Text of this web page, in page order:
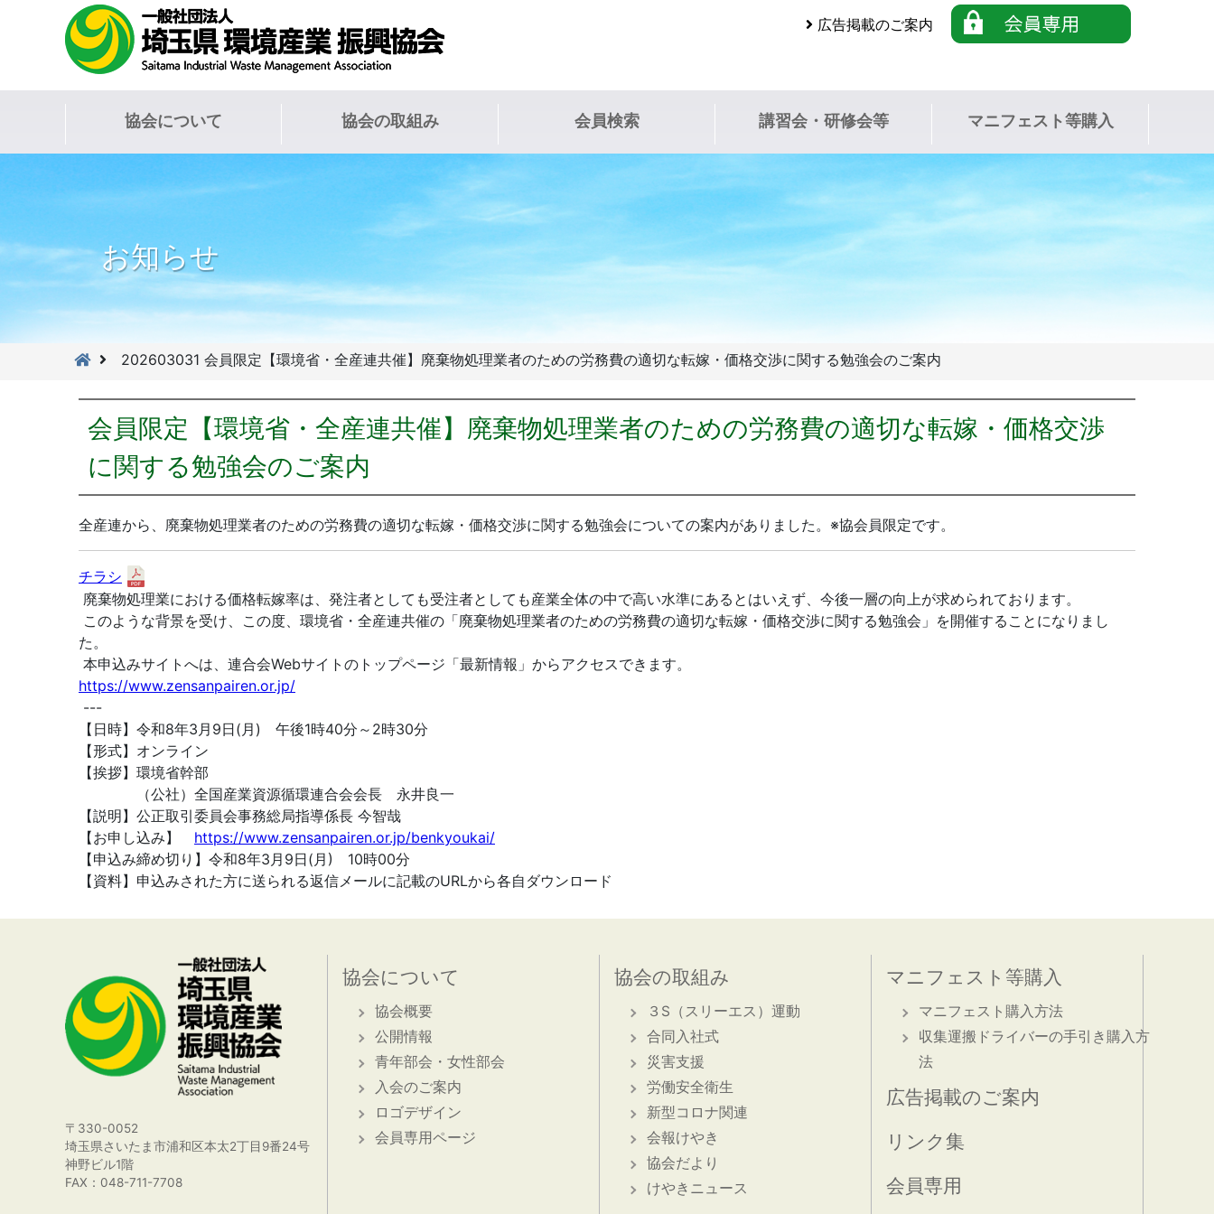
広告掲載のご案内
協会について 協会の取組み 会員検索 講習会・研修会等 マニフェスト等購入
お知らせ
202603031 会員限定【環境省・全産連共催】廃棄物処理業者のための労務費の適切な転嫁・価格交渉に関する勉強会のご案内
会員限定【環境省・全産連共催】廃棄物処理業者のための労務費の適切な転嫁・価格交渉
に関する勉強会のご案内
全産連から、廃棄物処理業者のための労務費の適切な転嫁・価格交渉に関する勉強会についての案内がありました。※協会員限定です。
チラシ
廃棄物処理業における価格転嫁率は、発注者としても受注者としても産業全体の中で高い水準にあるとはいえず、今後一層の向上が求められております。
このような背景を受け、この度、環境省・全産連共催の「廃棄物処理業者のための労務費の適切な転嫁・価格交渉に関する勉強会」を開催することになりまし
た。
本申込みサイトへは、連合会Webサイトのトップページ「最新情報」からアクセスできます。
https://www.zensanpairen.or.jp/
---
【日時】令和8年3月9日(月) 午後1時40分～2時30分
【形式】オンライン
【挨拶】環境省幹部
（公社）全国産業資源循環連合会会長 永井良一
【説明】公正取引委員会事務総局指導係長 今智哉
【お申し込み】 https://www.zensanpairen.or.jp/benkyoukai/
【申込み締め切り】令和8年3月9日(月) 10時00分
【資料】申込みされた方に送られる返信メールに記載のURLから各自ダウンロード
〒330-0052
埼玉県さいたま市浦和区本太2丁目9番24号
神野ビル1階
FAX：048-711-7708
協会について
協会概要
公開情報
青年部会・女性部会
入会のご案内
ロゴデザイン
会員専用ページ
協会の取組み
３S（スリーエス）運動
合同入社式
災害支援
労働安全衛生
新型コロナ関連
会報けやき
協会だより
けやきニュース
マニフェスト等購入
マニフェスト購入方法
収集運搬ドライバーの手引き購入方
法
広告掲載のご案内
リンク集
会員専用